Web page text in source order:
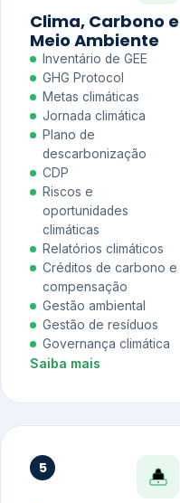
Clima, Carbono e
Meio Ambiente
Inventário de GEE
GHG Protocol
Metas climáticas
Jornada climática
Plano de
descarbonização
CDP
Riscos e
oportunidades
climáticas
Relatórios climáticos
Créditos de carbono e
compensação
Gestão ambiental
Gestão de resíduos
Governança climática
Saiba mais
5